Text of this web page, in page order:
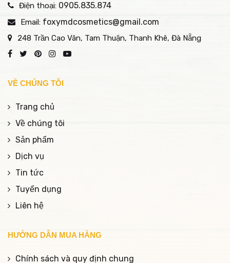
Điện thoại: 0905.835.874
Email: foxymdcosmetics@gmail.com
248 Trần Cao Vân, Tam Thuận, Thanh Khê, Đà Nẵng
VỀ CHÚNG TÔI
Trang chủ
Về chúng tôi
Sản phẩm
Dịch vụ
Tin tức
Tuyển dụng
Liên hệ
HƯỚNG DẪN MUA HÀNG
Chính sách và quy định chung